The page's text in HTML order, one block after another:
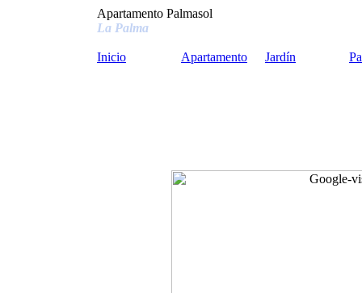
Apartamento Palmasol
La Palma
Inicio Apartamento Jardín